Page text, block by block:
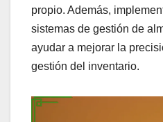
propio. Además,
sistemas de gestión de
ayudar a mejorar la
gestión del inventario.